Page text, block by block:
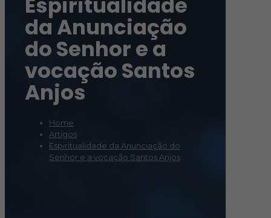
da Anunciação
do Senhor e a
vocação Santos
Anjos
Home
Artigos
Espiritualidade da Anunciação do
Senhor e a vocação Santos Anjos